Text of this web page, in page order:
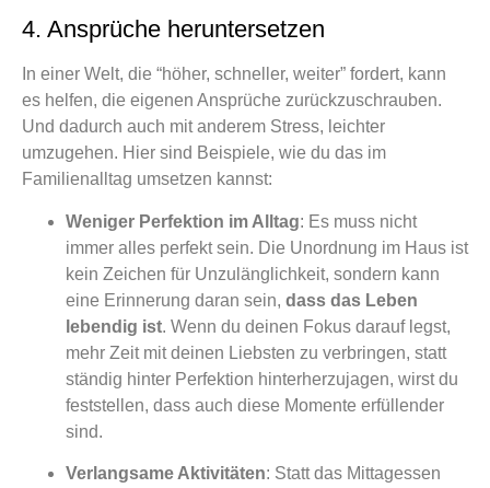
4. Ansprüche heruntersetzen
In einer Welt, die “höher, schneller, weiter” fordert, kann
es helfen, die eigenen Ansprüche zurückzuschrauben.
Und dadurch auch mit anderem Stress, leichter
umzugehen. Hier sind Beispiele, wie du das im
Familienalltag umsetzen kannst:
Weniger Perfektion im Alltag: Es muss nicht
immer alles perfekt sein. Die Unordnung im Haus ist
kein Zeichen für Unzulänglichkeit, sondern kann
eine Erinnerung daran sein, dass das Leben
lebendig ist. Wenn du deinen Fokus darauf legst,
mehr Zeit mit deinen Liebsten zu verbringen, statt
ständig hinter Perfektion hinterherzujagen, wirst du
feststellen, dass auch diese Momente erfüllender
sind.
Verlangsame Aktivitäten: Statt das Mittagessen